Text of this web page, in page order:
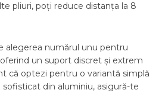
pliuri, poți reduce distanța la 8
alegerea numărul unu pentru
un suport discret și extrem
că optezi pentru o variantă simplă
din aluminiu, asigură-te